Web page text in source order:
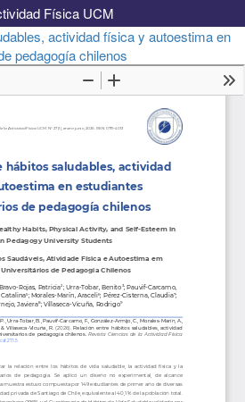
Física UCM
actividad física y autoestima en
pedagogía chilenos